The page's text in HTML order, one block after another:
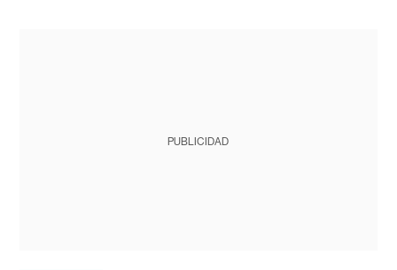
PUBLICIDAD